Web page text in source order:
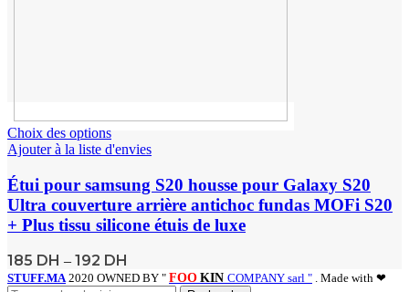
Choix des options
Ajouter à la liste d'envies
Étui pour samsung S20 housse pour Galaxy S20
Ultra couverture arrière antichoc fundas MOFi S20
+ Plus tissu silicone étuis de luxe
185 DH – 192 DH
STUFF.MA 2020 OWNED BY " FOO KIN COMPANY sarl " . Made with ❤